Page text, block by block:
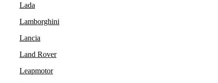
Lada
Lamborghini
Lancia
Land Rover
Leapmotor